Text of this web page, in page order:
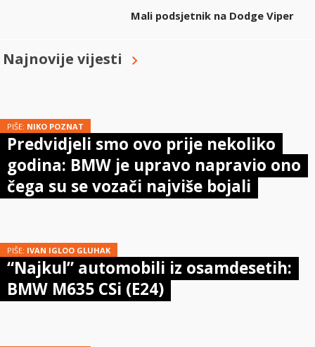
Mali podsjetnik na Dodge Viper
Najnovije vijesti
PIŠE: NIKO POZNAT
Predvidjeli smo ovo prije nekoliko
godina: BMW je upravo napravio ono
čega su se vozači najviše bojali
PIŠE: IVAN IGLOO GLUHAK
“Najkul” automobili iz osamdesetih:
BMW M635 CSi (E24)